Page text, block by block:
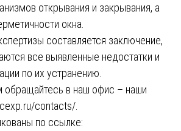
открывания и закрывания, а
окна.
составляется заключение,
все выявленные недостатки и
по их устранению.
обращайтесь в наш офис – наши
contacts/
по ссылке: